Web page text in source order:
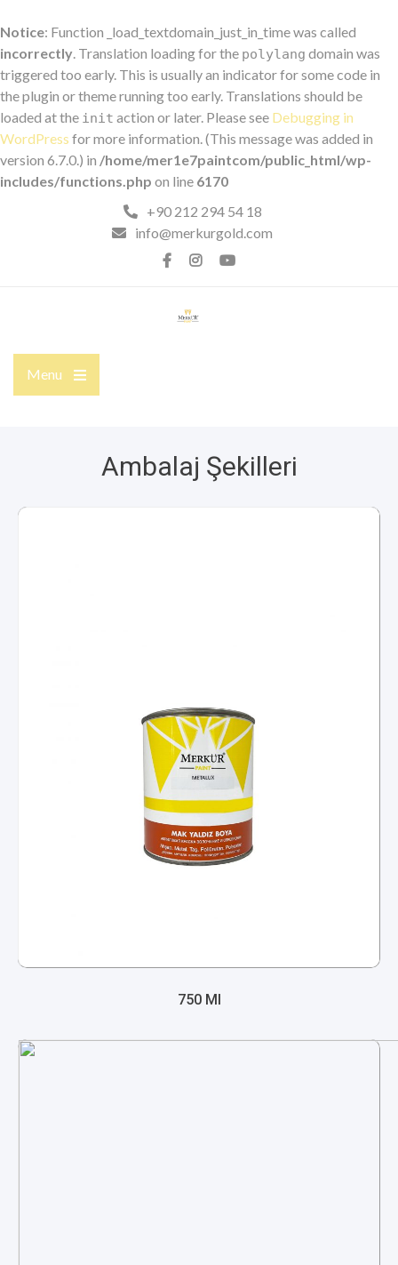
Notice: Function _load_textdomain_just_in_time was called
incorrectly. Translation loading for the polylang domain was
triggered too early. This is usually an indicator for some code in
the plugin or theme running too early. Translations should be
loaded at the init action or later. Please see Debugging in
WordPress for more information. (This message was added in
version 6.7.0.) in /home/mer1e7paintcom/public_html/wp-
includes/functions.php on line 6170
+90 212 294 54 18
info@merkurgold.com
Menu
Ambalaj Şekilleri
750 Ml